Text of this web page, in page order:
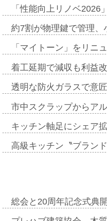
「性能向上リノベ
約7割が物理鍵で管理
「マイトーン」をリ
着工延期で減収も利益
透明な防火ガラスで意
市中スクラップからア
キッチン軸足にシェア
高級キッチン〝ブラン
総会と20周年記念式典